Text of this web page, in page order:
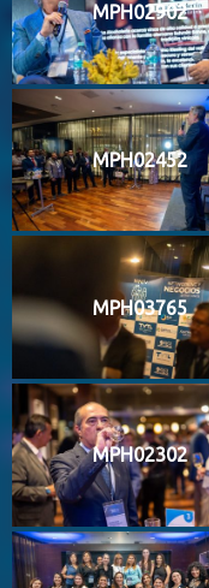
MPH02902
MPH02452
MPH03765
MPH02302